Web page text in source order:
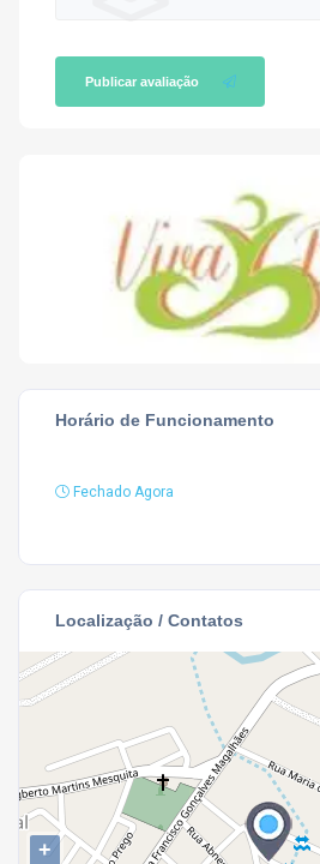
Publicar avaliação
Horário de Funcionamento
Fechado Agora
Localização / Contatos
+